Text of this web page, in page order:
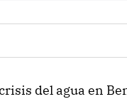
del agua en